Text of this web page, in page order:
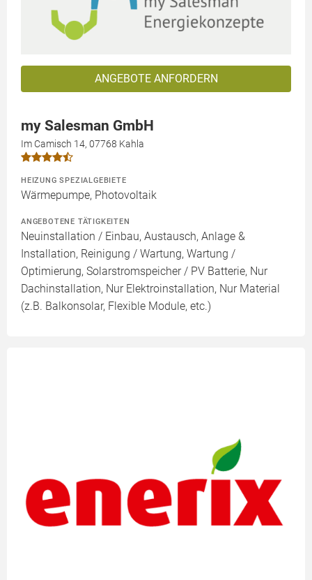
ANGEBOTE ANFORDERN
my Salesman GmbH
Im Camisch 14, 07768 Kahla
HEIZUNG SPEZIALGEBIETE
Wärmepumpe, Photovoltaik
ANGEBOTENE TÄTIGKEITEN
Neuinstallation / Einbau, Austausch, Anlage &
Installation, Reinigung / Wartung, Wartung /
Optimierung, Solarstromspeicher / PV Batterie, Nur
Dachinstallation, Nur Elektroinstallation, Nur Material
(z.B. Balkonsolar, Flexible Module, etc.)